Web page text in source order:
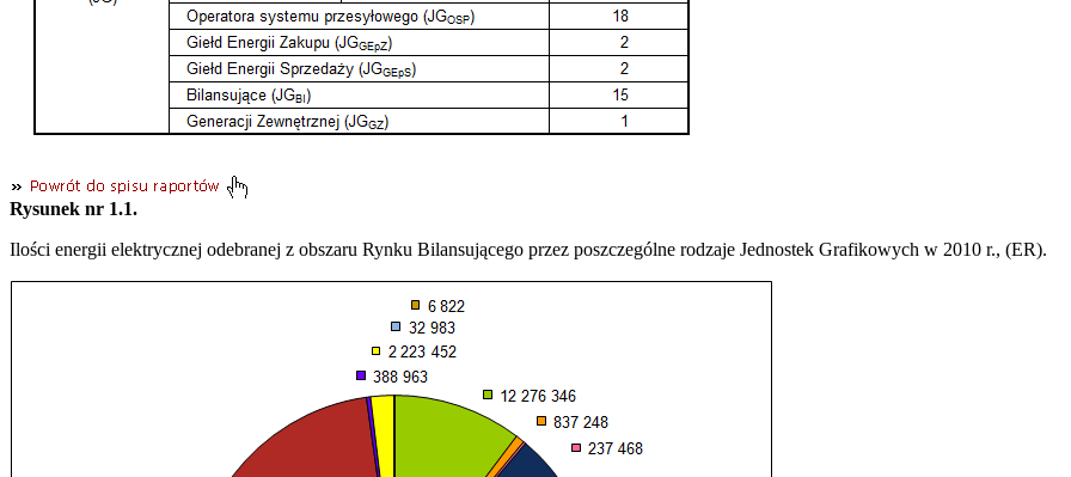
Rysunek nr 1.1.
Ilości energii elektrycznej odebranej z obszaru Rynku Bilansującego przez poszczególne rodzaje Jednostek Grafikowych w 2010 r., (ER).